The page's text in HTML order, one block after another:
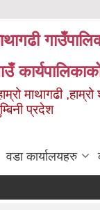
माथागढी
प्रदेश
वडा कार्यालयहरु